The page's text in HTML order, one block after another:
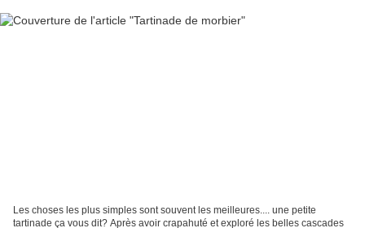
Les choses les plus simples sont souvent les meilleures.... une petite
tartinade ça vous dit? Après avoir crapahuté et exploré les belles cascades